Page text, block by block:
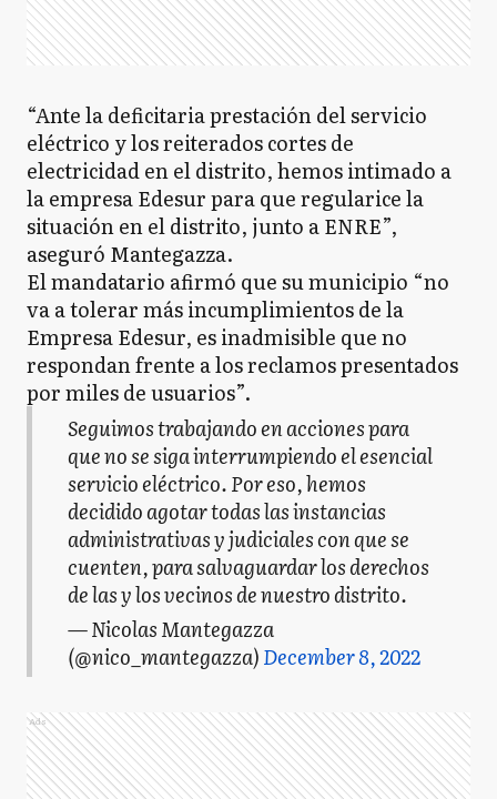
“Ante la deficitaria prestación del servicio
eléctrico y los reiterados cortes de
electricidad en el distrito, hemos intimado a
la empresa Edesur para que regularice la
situación en el distrito, junto a ENRE”,
aseguró Mantegazza.
El mandatario afirmó que su municipio “no
va a tolerar más incumplimientos de la
Empresa Edesur, es inadmisible que no
respondan frente a los reclamos presentados
por miles de usuarios”.
Seguimos trabajando en acciones para
que no se siga interrumpiendo el esencial
servicio eléctrico. Por eso, hemos
decidido agotar todas las instancias
administrativas y judiciales con que se
cuenten, para salvaguardar los derechos
de las y los vecinos de nuestro distrito.
— Nicolas Mantegazza
(@nico_mantegazza)December 8, 2022
Ads